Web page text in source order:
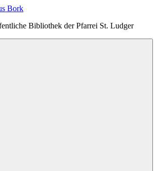
Bibliothek der Pfarrei St. Ludger